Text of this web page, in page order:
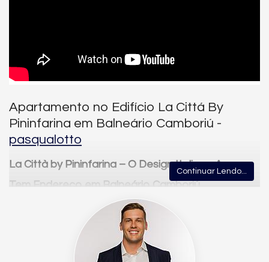
Apartamento no Edifício La Cittá By
Pininfarina em Balneário Camboriú -
pasqualotto
La Città by Pininfarina – O Design Italiano Agora
Tem Endereço em Balneário Camboriú
Descubra um novo ícone de sofisticação, inovação e bem-estar
no coração de Balneário Camboriú. Assinado pela
Pininfarina , estúdio italiano reconhecido mundialmente
por projetar marcas como Ferrari e Maserati, o
empreendimento que vai além do conceito de moradia – é
Continuar Lendo...